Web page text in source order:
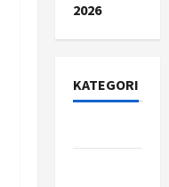
2026
KATEGORI